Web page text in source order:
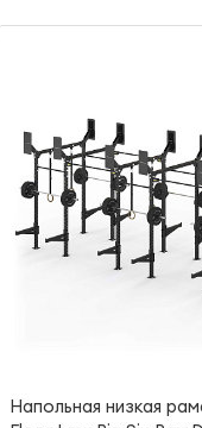
Напольная низкая